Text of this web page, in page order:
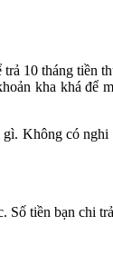
10 tháng tiền
kha khá để
Không có
tiền bạn chi